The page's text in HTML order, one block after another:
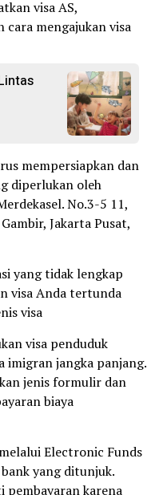
visa AS,
mengajukan visa
mempersiapkan dan
diperlukan oleh
No.3-5 11,
Jakarta Pusat,
yang tidak lengkap
visa Anda tertunda
visa
visa penduduk
imigran jangka panjang.
jenis formulir dan
biaya
Electronic Funds
yang ditunjuk.
karena